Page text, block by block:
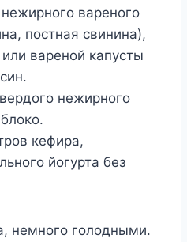
вареного
постная свинина),
вареной капусты
нежирного
кефира,
йогурта без
немного голодными.